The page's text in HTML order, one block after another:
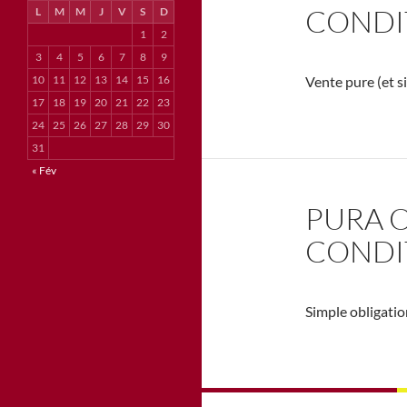
Vente pure (et
PURA
Simple
L M M J V S
D
1
2
3
4 5 6 7 8
9
10
11 12 13 14 15
16
17
18 19 20 21 22 23
24 25 26 27 28 29
30
31
« Fév